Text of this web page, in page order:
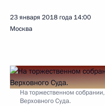
23 января 2018 года 14:00
Москва
На торжественном
Верховного Суда.